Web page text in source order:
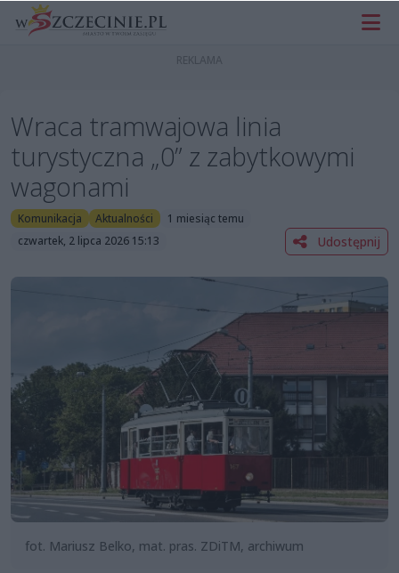
Wraca tramwajowa linia
turystyczna „0” z zabytkowymi
wagonami
Komunikacja Aktualności
1 miesiąc temu
czwartek, 2 lipca 2026 15:13
Udostępnij
fot. Mariusz Belko, mat. pras. ZDiTM, archiwum